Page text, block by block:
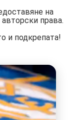
на
права.
и подкрепата!